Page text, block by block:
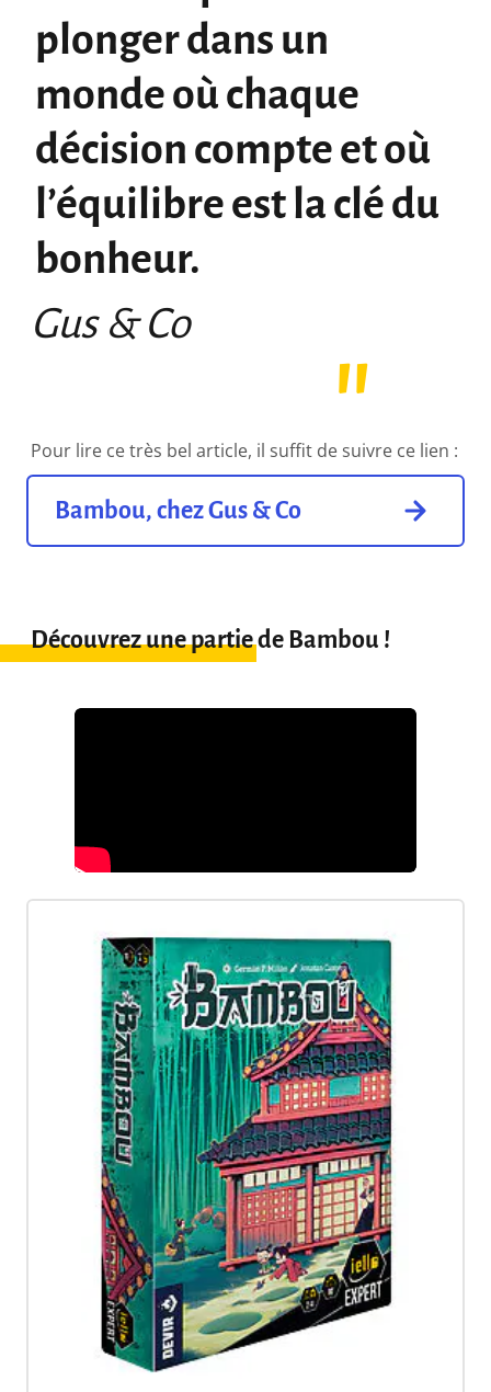
plonger dans un
monde où chaque
décision compte et où
l’équilibre est la clé du
bonheur.
Gus & Co
Pour lire ce très bel article, il suffit de suivre ce lien :
Bambou, chez Gus & Co
Découvrez une partie de Bambou !